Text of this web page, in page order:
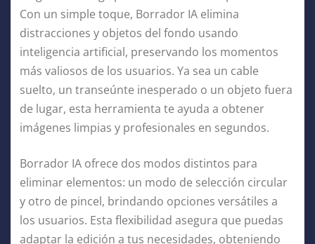
Con un simple toque, Borrador IA elimina
distracciones y objetos del fondo usando
inteligencia artificial, preservando los momentos
más valiosos de los usuarios. Ya sea un cable
suelto, un transeúnte inesperado o un objeto fuera
de lugar, esta herramienta te ayuda a obtener
imágenes limpias y profesionales en segundos.
Borrador IA ofrece dos modos distintos para
eliminar elementos: un modo de selección circular
y otro de pincel, brindando opciones versátiles a
los usuarios. Esta flexibilidad asegura que puedas
adaptar la edición a tus necesidades, obteniendo